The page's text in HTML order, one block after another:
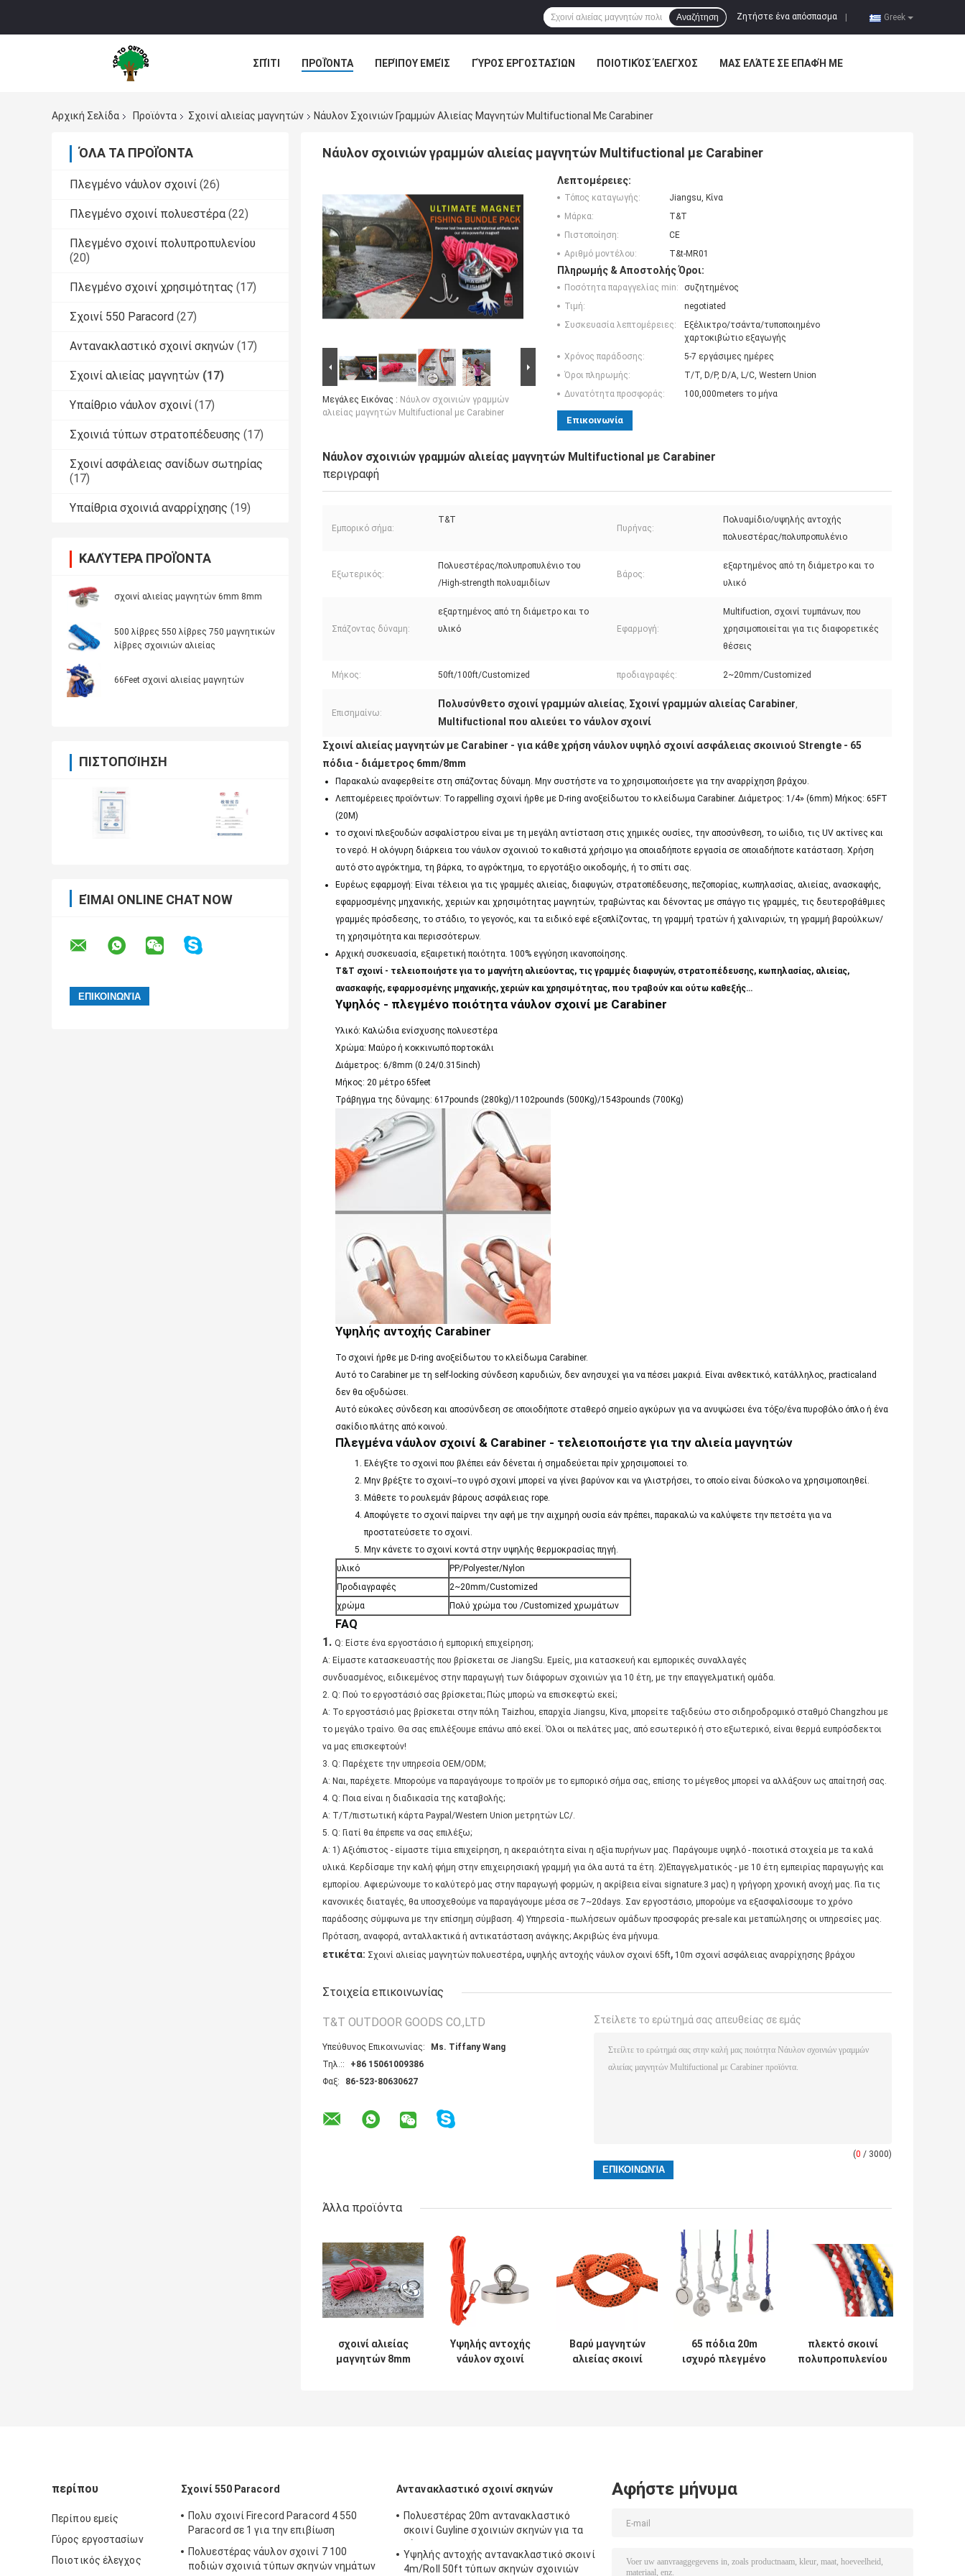
Greek
Ζητήστε ένα απόσπασμα
Αναζήτηση
ΣΠΊΤΙ ΠΡΟΪΌΝΤΑ ΠΕΡΊΠΟΥ ΕΜΕΊΣ ΓΎΡΟΣ ΕΡΓΟΣΤΑΣΊΩΝ ΠΟΙΟΤΙΚΌΣ ΈΛΕΓΧΟΣ ΜΑΣ ΕΛΆΤΕ ΣΕ ΕΠΑΦΉ ΜΕ
Αρχική Σελίδα Προϊόντα Σχοινί αλιείας μαγνητών Νάυλον Σχοινιών Γραμμών Αλιείας Μαγνητών Multifuctional Με Carabiner
ΌΛΑ ΤΑ ΠΡΟΪΌΝΤΑ
Πλεγμένο νάυλον σχοινί (26)
Πλεγμένο σχοινί πολυεστέρα (22)
Πλεγμένο σχοινί πολυπροπυλενίου
(20)
Πλεγμένο σχοινί χρησιμότητας (17)
Σχοινί 550 Paracord (27)
Αντανακλαστικό σχοινί σκηνών (17)
Σχοινί αλιείας μαγνητών (17)
Υπαίθριο νάυλον σχοινί (17)
Σχοινιά τύπων στρατοπέδευσης (17)
Σχοινί ασφάλειας σανίδων σωτηρίας
(17)
Υπαίθρια σχοινιά αναρρίχησης (19)
ΚΑΛΎΤΕΡΑ ΠΡΟΪΌΝΤΑ
σχοινί αλιείας μαγνητών 6mm 8mm
500 λίβρες 550 λίβρες 750 μαγνητικών
λίβρες σχοινιών αλιείας
66Feet σχοινί αλιείας μαγνητών
ΠΙΣΤΟΠΟΊΗΣΗ
ΕΊΜΑΙ ONLINE CHAT NOW
Νάυλον σχοινιών γραμμών αλιείας μαγνητών Multifuctional με Carabiner
Μεγάλες Εικόνας : Νάυλον σχοινιών γραμμών
αλιείας μαγνητών Multifuctional με Carabiner
Λεπτομέρειες:
Τόπος καταγωγής:
Jiangsu, Κίνα
Μάρκα:
T&T
Πιστοποίηση:
CE
Αριθμό μοντέλου:
T&t-MR01
Πληρωμής & Αποστολής Όροι:
Ποσότητα παραγγελίας min:
συζητημένος
Τιμή:
negotiated
Συσκευασία λεπτομέρειες:
Εξέλικτρο/τσάντα/τυποποιημένο
χαρτοκιβώτιο εξαγωγής
Χρόνος παράδοσης:
5-7 εργάσιμες ημέρες
Όροι πληρωμής:
T/T, D/P, D/A, L/C, Western Union
Δυνατότητα προσφοράς:
100,000meters το μήνα
Επικοινωνία
Νάυλον σχοινιών γραμμών αλιείας μαγνητών Multifuctional με Carabiner
περιγραφή
Εμπορικό σήμα:
T&T
Πυρήνας:
Πολυαμίδιο/υψηλής αντοχής
πολυεστέρας/πολυπροπυλένιο
Εξωτερικός:
Πολυεστέρας/πολυπροπυλένιο του
/High-strength πολυαμιδίων
Βάρος:
εξαρτημένος από τη διάμετρο και το
υλικό
Σπάζοντας δύναμη:
εξαρτημένος από τη διάμετρο και το
υλικό
Εφαρμογή:
Multifuction, σχοινί τυμπάνων, που
χρησιμοποιείται για τις διαφορετικές
θέσεις
Μήκος: 50ft/100ft/Customized προδιαγραφές: 2~20mm/Customized
Επισημαίνω:
Πολυσύνθετο σχοινί γραμμών αλιείας, Σχοινί γραμμών αλιείας Carabiner,
Multifuctional που αλιεύει το νάυλον σχοινί
Σχοινί αλιείας μαγνητών με Carabiner - για κάθε χρήση νάυλον υψηλό σχοινί ασφάλειας σκοινιού Strengte - 65
πόδια - διάμετρος 6mm/8mm
Παρακαλώ αναφερθείτε στη σπάζοντας δύναμη. Μην συστήστε να το χρησιμοποιήσετε για την αναρρίχηση βράχου.
Λεπτομέρειες προϊόντων: Το rappelling σχοινί ήρθε με D-ring ανοξείδωτου το κλείδωμα Carabiner. Διάμετρος: 1/4» (6mm) Μήκος: 65FT
(20M)
το σχοινί πλεξουδών ασφαλίστρου είναι με τη μεγάλη αντίσταση στις χημικές ουσίες, την αποσύνθεση, το ωίδιο, τις UV ακτίνες και
το νερό. Η ολόγυρη διάρκεια του νάυλον σχοινιού το καθιστά χρήσιμο για οποιαδήποτε εργασία σε οποιαδήποτε κατάσταση. Χρήση
αυτό στο αγρόκτημα, τη βάρκα, το αγρόκτημα, το εργοτάξιο οικοδομής, ή το σπίτι σας.
Ευρέως εφαρμογή: Είναι τέλειοι για τις γραμμές αλιείας, διαφυγών, στρατοπέδευσης, πεζοπορίας, κωπηλασίας, αλιείας, ανασκαφής,
εφαρμοσμένης μηχανικής, χεριών και χρησιμότητας μαγνητών, τραβώντας και δένοντας με σπάγγο τις γραμμές, τις δευτεροβάθμιες
γραμμές πρόσδεσης, το στάδιο, το γεγονός, και τα ειδικό εφέ εξοπλίζοντας, τη γραμμή τρατών ή χαλιναριών, τη γραμμή βαρούλκων/
τη χρησιμότητα και περισσότερων.
Αρχική συσκευασία, εξαιρετική ποιότητα. 100% εγγύηση ικανοποίησης.
T&T σχοινί - τελειοποιήστε για το μαγνήτη αλιεύοντας, τις γραμμές διαφυγών, στρατοπέδευσης, κωπηλασίας, αλιείας,
ανασκαφής, εφαρμοσμένης μηχανικής, χεριών και χρησιμότητας, που τραβούν και ούτω καθεξής…
Υψηλός - πλεγμένο ποιότητα νάυλον σχοινί με Carabiner
Υλικό: Καλώδια ενίσχυσης πολυεστέρα
Χρώμα: Μαύρο ή κοκκινωπό πορτοκάλι
Διάμετρος: 6/8mm (0.24/0.315inch)
Μήκος: 20 μέτρο 65feet
Τράβηγμα της δύναμης: 617pounds (280kg)/1102pounds (500Kg)/1543pounds (700Kg)
Υψηλής αντοχής Carabiner
Το σχοινί ήρθε με D-ring ανοξείδωτου το κλείδωμα Carabiner.
Αυτό το Carabiner με τη self-locking σύνδεση καρυδιών, δεν ανησυχεί για να πέσει μακριά. Είναι ανθεκτικό, κατάλληλος, practicaland
δεν θα οξυδώσει.
Αυτό εύκολες σύνδεση και αποσύνδεση σε οποιοδήποτε σταθερό σημείο αγκύρων για να ανυψώσει ένα τόξο/ένα πυροβόλο όπλο ή ένα
σακίδιο πλάτης από κοινού.
Πλεγμένα νάυλον σχοινί & Carabiner - τελειοποιήστε για την αλιεία μαγνητών
Ελέγξτε το σχοινί που βλέπει εάν δένεται ή σημαδεύεται πρίν χρησιμοποιεί το.
Μην βρέξτε το σχοινί--το υγρό σχοινί μπορεί να γίνει βαρύνον και να γλιστρήσει, το οποίο είναι δύσκολο να χρησιμοποιηθεί.
Μάθετε το ρουλεμάν βάρους ασφάλειας rope.
Αποφύγετε το σχοινί παίρνει την αφή με την αιχμηρή ουσία εάν πρέπει, παρακαλώ να καλύψετε την πετσέτα για να
προστατεύσετε το σχοινί.
Μην κάνετε το σχοινί κοντά στην υψηλής θερμοκρασίας πηγή.
υλικό
PP/Polyester/Nylon
Προδιαγραφές
2~20mm/Customized
χρώμα
Πολύ χρώμα του /Customized χρωμάτων
FAQ
1. Q: Είστε ένα εργοστάσιο ή εμπορική επιχείρηση;
Α: Είμαστε κατασκευαστής που βρίσκεται σε JiangSu. Εμείς, μια κατασκευή και εμπορικές συναλλαγές
συνδυασμένος, ειδικεμένος στην παραγωγή των διάφορων σχοινιών για 10 έτη, με την επαγγελματική ομάδα.
2. Q: Πού το εργοστάσιό σας βρίσκεται; Πώς μπορώ να επισκεφτώ εκεί;
Α: Το εργοστάσιό μας βρίσκεται στην πόλη Taizhou, επαρχία Jiangsu, Κίνα, μπορείτε ταξιδεύω στο σιδηροδρομικό σταθμό Changzhou με
το μεγάλο τραίνο. Θα σας επιλέξουμε επάνω από εκεί. Όλοι οι πελάτες μας, από εσωτερικό ή στο εξωτερικό, είναι θερμά ευπρόσδεκτοι
να μας επισκεφτούν!
3. Q: Παρέχετε την υπηρεσία OEM/ODM;
Α: Ναι, παρέχετε. Μπορούμε να παραγάγουμε το προϊόν με το εμπορικό σήμα σας, επίσης το μέγεθος μπορεί να αλλάξουν ως απαίτησή σας.
4. Q: Ποια είναι η διαδικασία της καταβολής;
Α: T/T/πιστωτική κάρτα Paypal/Western Union μετρητών LC/.
5. Q: Γιατί θα έπρεπε να σας επιλέξω;
Α: 1) Αξιόπιστος - είμαστε τίμια επιχείρηση, η ακεραιότητα είναι η αξία πυρήνων μας. Παράγουμε υψηλό - ποιοτικά στοιχεία με τα καλά
υλικά. Κερδίσαμε την καλή φήμη στην επιχειρησιακή γραμμή για όλα αυτά τα έτη. 2)Επαγγελματικός - με 10 έτη εμπειρίας παραγωγής και
εμπορίου. Αφιερώνουμε το καλύτερό μας στην παραγωγή φορμών, η ακρίβεια είναι signature.3 μας) η γρήγορη χρονική ανοχή μας. Για τις
κανονικές διαταγές, θα υποσχεθούμε να παραγάγουμε μέσα σε 7~20days. Σαν εργοστάσιο, μπορούμε να εξασφαλίσουμε το χρόνο
παράδοσης σύμφωνα με την επίσημη σύμβαση. 4) Υπηρεσία - πωλήσεων ομάδων προσφοράς pre-sale και μεταπώλησης οι υπηρεσίες μας.
Πρόταση, αναφορά, ανταλλακτικά ή αντικατάσταση ανάγκης; Ακριβώς ένα μήνυμα.
ετικέτα: Σχοινί αλιείας μαγνητών πολυεστέρα, υψηλής αντοχής νάυλον σχοινί 65ft, 10m σχοινί ασφάλειας αναρρίχησης βράχου
Στοιχεία επικοινωνίας
T&T OUTDOOR GOODS CO.,LTD
Υπεύθυνος Επικοινωνίας:
Ms. Tiffany Wang
Τηλ.::
+86 15061009386
Φαξ:
86-523-80630627
Στείλετε το ερώτημά σας απευθείας σε εμάς
(0 / 3000)
Άλλα προϊόντα
σχοινί αλιείας
μαγνητών 8mm
Υψηλής αντοχής
νάυλον σχοινί
Βαρύ μαγνητών
αλιείας σκοινί
65 πόδια 20m
ισχυρό πλεγμένο
πλεκτό σκοινί
πολυπροπυλενίου
περίπου
Περίπου εμείς
Γύρος εργοστασίων
Ποιοτικός έλεγχος
Σχοινί 550 Paracord
Πολυ σχοινί Firecord Paracord 4 550
Paracord σε 1 για την επιβίωση
Πολυεστέρας νάυλον σχοινί 7 100
ποδιών σχοινιά τύπων σκηνών νημάτων
Αντανακλαστικό σχοινί σκηνών
Πολυεστέρας 20m αντανακλαστικό
σκοινί Guyline σχοινιών σκηνών για τα
Υψηλής αντοχής αντανακλαστικό σκοινί
4m/Roll 50ft τύπων σκηνών σχοινιών
Αφήστε μήνυμα